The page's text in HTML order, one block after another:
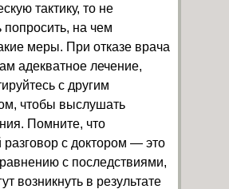
тактику, то не
попросить, на чем
меры. При отказе врача
адекватное лечение,
с другим
чтобы выслушать
Помните, что
с доктором — это
с последствиями,
возникнуть в результате